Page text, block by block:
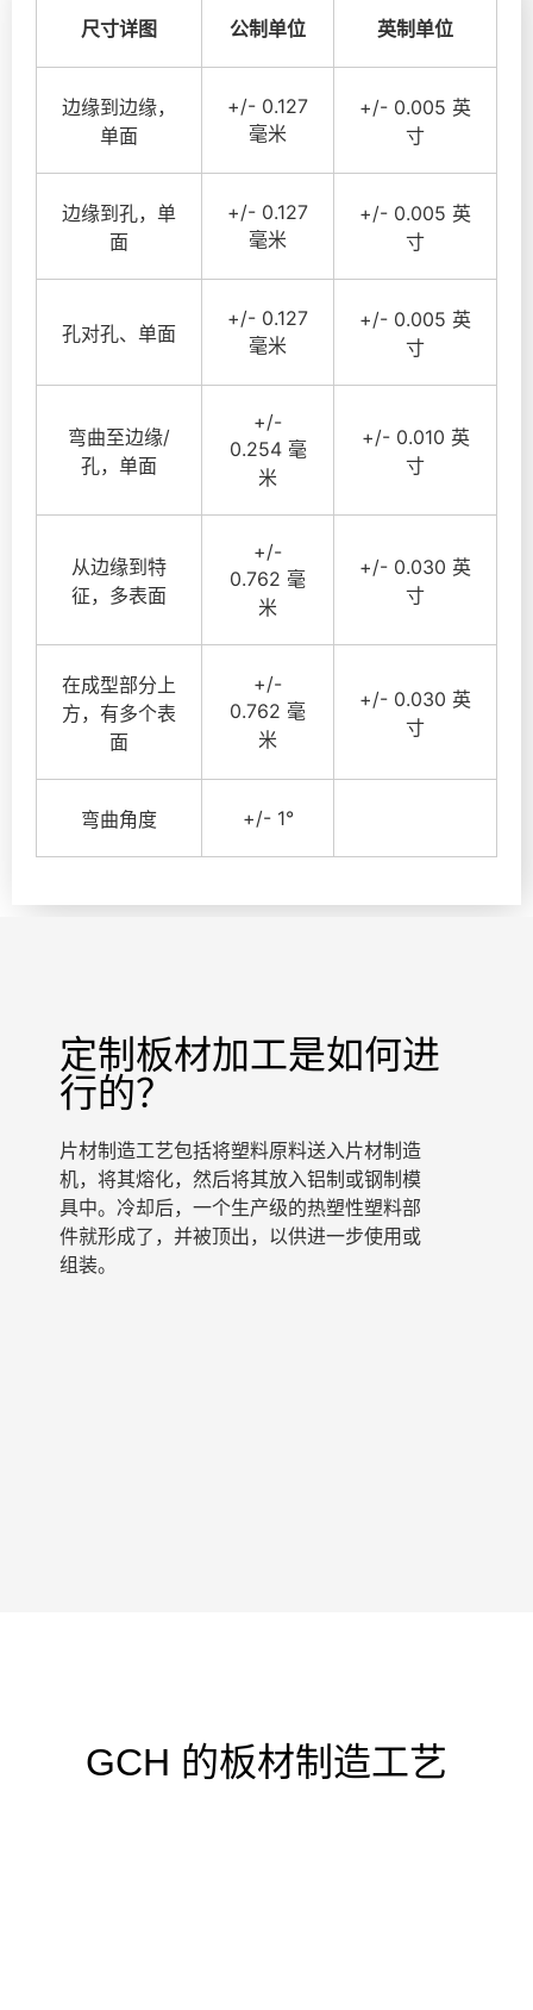
尺寸详图 公制单位 英制单位
边缘到边缘，
单面
+/- 0.127
毫米
+/- 0.005 英
寸
边缘到孔，单
面
+/- 0.127
毫米
+/- 0.005 英
寸
孔对孔、单面
+/- 0.127
毫米
+/- 0.005 英
寸
弯曲至边缘/
孔，单面
+/-
0.254 毫
米
+/- 0.010 英
寸
从边缘到特
征，多表面
+/-
0.762 毫
米
+/- 0.030 英
寸
在成型部分上
方，有多个表
面
+/-
0.762 毫
米
+/- 0.030 英
寸
弯曲角度 +/- 1°
定制板材加工是如何进
行的？
片材制造工艺包括将塑料原料送入片材制造
机，将其熔化，然后将其放入铝制或钢制模
具中。冷却后，一个生产级的热塑性塑料部
件就形成了，并被顶出，以供进一步使用或
组装。
GCH 的板材制造工艺